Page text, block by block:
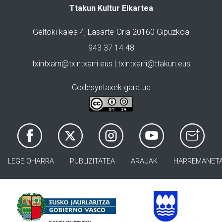
Ttakun Kultur Elkartea
Geltoki kalea 4, Lasarte-Oria 20160 Gipuzkoa
943 37 14 48
txintxarri@txintxarri.eus | txintxarri@ttakun.eus
Codesyntaxek garatua
LEGE OHARRA PUBLIZITATEA ARAUAK